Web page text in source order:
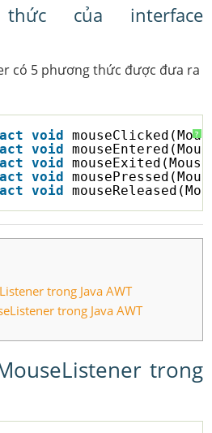
của interface
có 5 phương thức được đưa ra
?
void
void
void
void
void
trong Java AWT
trong Java AWT
trong